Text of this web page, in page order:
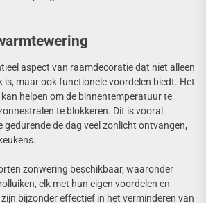
aspect van raamdecoratie dat niet alleen
is, maar ook functionele voordelen biedt. Het
helpen om de binnentemperatuur te
te blokkeren. Dit is vooral
gedurende de dag veel zonlicht ontvangen,
zonwering beschikbaar, waaronder
elk met hun eigen voordelen en
bijzonder effectief in het verminderen van